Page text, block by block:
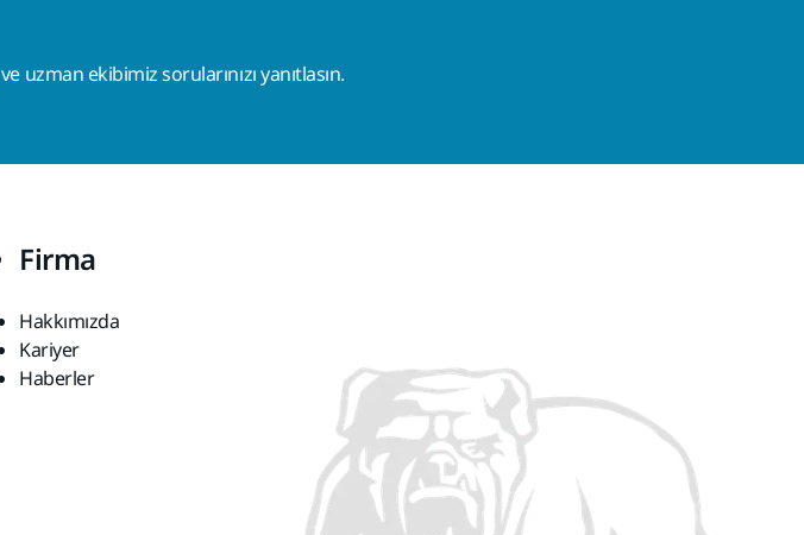
ve uzman ekibimiz sorularınızı yanıtlasın.
Firma
Hakkımızda
Kariyer
Haberler